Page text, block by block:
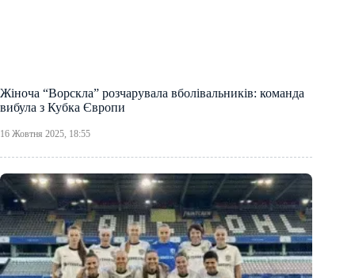
Жіноча “Ворскла” розчарувала вболівальників: команда
вибула з Кубка Європи
16 Жовтня 2025, 18:55